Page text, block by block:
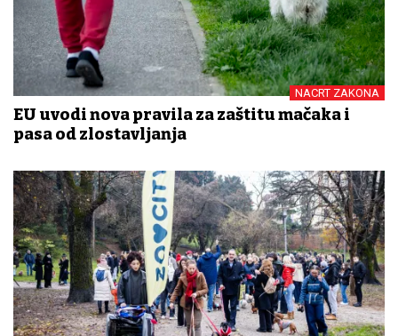
NACRT ZAKONA
EU uvodi nova pravila za zaštitu mačaka i
pasa od zlostavljanja